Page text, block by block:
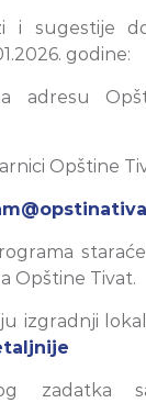
i sugestije
godine:
adresu
Opštine
Opštine Tivat.
izgradnji
zadatka